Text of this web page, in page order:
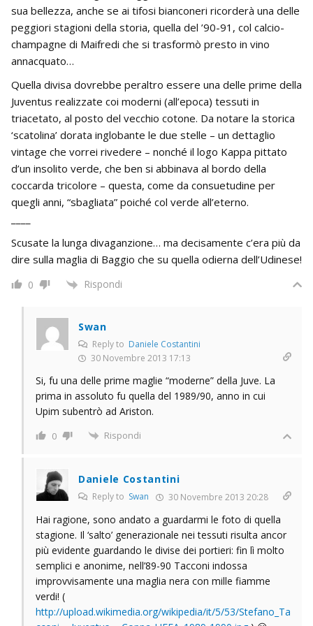
sua bellezza, anche se ai tifosi bianconeri ricorderà una delle
peggiori stagioni della storia, quella del ’90-91, col calcio-
champagne di Maifredi che si trasformò presto in vino
annacquato…
Quella divisa dovrebbe peraltro essere una delle prime della
Juventus realizzate coi moderni (all’epoca) tessuti in
triacetato, al posto del vecchio cotone. Da notare la storica
‘scatolina’ dorata inglobante le due stelle – un dettaglio
vintage che vorrei rivedere – nonché il logo Kappa pittato
d’un insolito verde, che ben si abbinava al bordo della
coccarda tricolore – questa, come da consuetudine per
quegli anni, “sbagliata” poiché col verde all’eterno.
Scusate la lunga divaganzione… ma decisamente c’era più da
dire sulla maglia di Baggio che su quella odierna dell’Udinese!
0 Rispondi
Swan
Reply to Daniele Costantini
30 Novembre 2013 17:13
Si, fu una delle prime maglie “moderne” della Juve. La
prima in assoluto fu quella del 1989/90, anno in cui
Upim subentrò ad Ariston.
0 Rispondi
Daniele Costantini
Reply to Swan 30 Novembre 2013 20:28
Hai ragione, sono andato a guardarmi le foto di quella
stagione. Il ‘salto’ generazionale nei tessuti risulta ancor
più evidente guardando le divise dei portieri: fin lì molto
semplici e anonime, nell’89-90 Tacconi indossa
improvvisamente una maglia nera con mille fiamme
verdi! (
http://upload.wikimedia.org/wikipedia/it/5/53/Stefano_Ta